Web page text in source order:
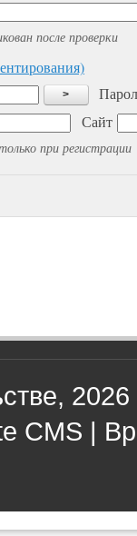
после проверки
>
Сайт
при регистрации
2026
CMS |